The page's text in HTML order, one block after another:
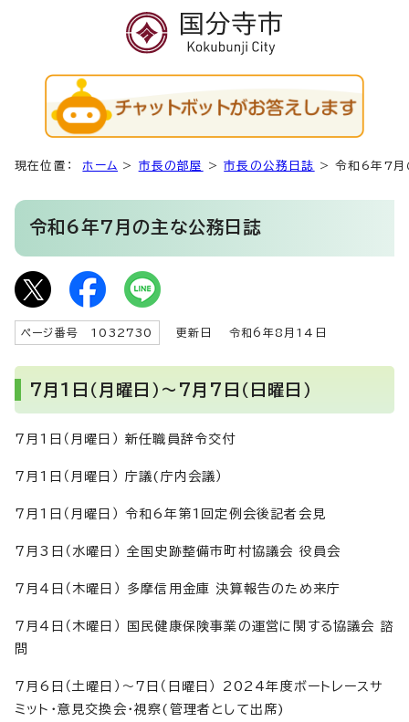
現在位置： ホーム > 市長の部屋 >市長の公務日誌 >令和6年7月
令和6年7月の主な公務日誌
ページ番号 1032730 更新日 令和6年8月14日
7月1日（月曜日）～7月7日（日曜日）
7月1日（月曜日） 新任職員辞令交付
7月1日（月曜日） 庁議(庁内会議）
7月1日（月曜日） 令和6年第1回定例会後記者会見
7月3日（水曜日） 全国史跡整備市町村協議会 役員会
7月4日（木曜日） 多摩信用金庫 決算報告のため来庁
7月4日（木曜日） 国民健康保険事業の運営に関する協議会 諮
問
7月6日（土曜日）～7日（日曜日） 2024年度ボートレースサ
ミット・意見交換会・視察(管理者として出席)